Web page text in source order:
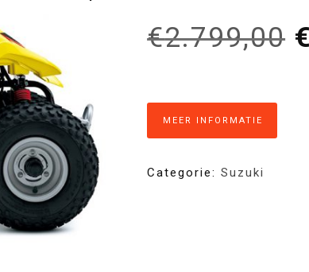
€2.799,00 €
MEER INFORMATIE
Categorie:Suzuki